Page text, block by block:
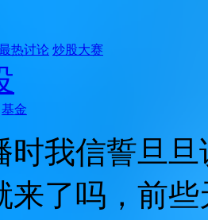
热讨论 炒股大赛
基金
时我信誓旦
来了吗，前